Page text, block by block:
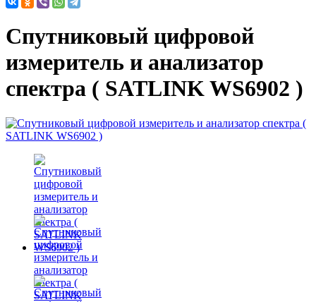
Спутниковый цифровой
измеритель и анализатор
спектра ( SATLINK WS6902 )